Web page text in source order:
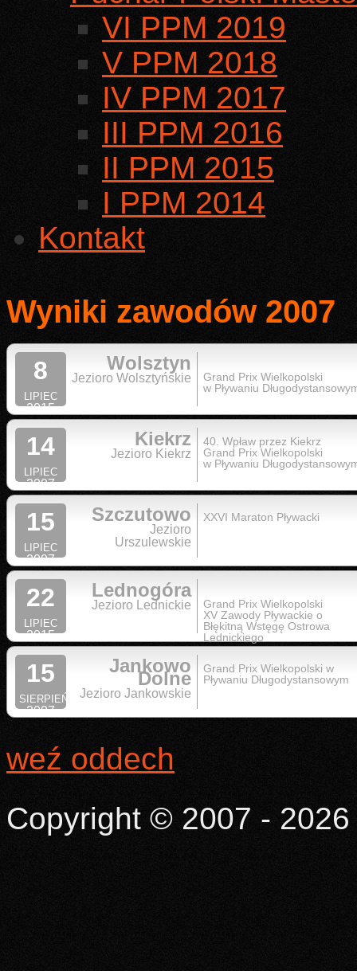
VI PPM 2019
V PPM 2018
IV PPM 2017
III PPM 2016
II PPM 2015
I PPM 2014
Kontakt
Wyniki zawodów 2007
8
LIPIEC
2015
Wolsztyn
Jezioro Wolsztyńskie
Grand Prix Wielkopolski
w Pływaniu
14
LIPIEC
2007
Kiekrz
Jezioro Kiekrz
40. Wpław przez Kiekrz
Grand Prix Wielkopolski
w Pływaniu
15
LIPIEC
2007
Szczutowo
Jezioro
Urszulewskie
XXVI Maraton Pływacki
22
LIPIEC
2015
Lednogóra
Jezioro Lednickie
Grand Prix Wielkopolski
XV Zawody Pływackie o
Błękitną Wstęgę Ostrowa
Lednickiego
15
SIERPIEŃ
2007
Jankowo
Dolne
Jezioro Jankowskie
Grand Prix Wielkopolski w
Pływaniu Długodystansowym
weź oddech
Copyright © 2007 -